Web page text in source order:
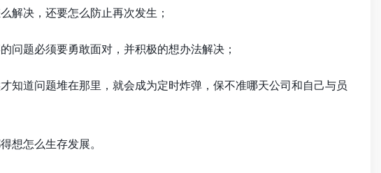
决，还要怎么防止再次发生；
题必须要勇敢面对，并积极的想办法解决；
道问题堆在那里，就会成为定时炸弹，保不准哪天公司和自己与员
怎么生存发展。